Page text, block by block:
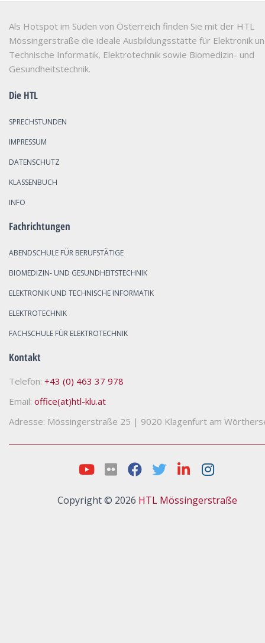
Als Hotspot im Süden von Österreich finden Sie mit der HTL
Mössingerstraße die ideale Ausbildungsstätte für Elektronik
Technische Informatik, Elektrotechnik sowie Biomedizin- und
Gesundheitstechnik.
Die HTL
SPRECHSTUNDEN
IMPRESSUM
DATENSCHUTZ
KLASSENBUCH
INFO
Fachrichtungen
ABENDSCHULE FÜR BERUFSTÄTIGE
BIOMEDIZIN- UND GESUNDHEITSTECHNIK
ELEKTRONIK UND TECHNISCHE INFORMATIK
ELEKTROTECHNIK
FACHSCHULE FÜR ELEKTROTECHNIK
Kontakt
Telefon: +43 (0) 463 37 978
Email: office(at)htl-klu.at
Adresse: Mössingerstraße 25 | 9020 Klagenfurt am
Copyright © 2026 HTL Mössingerstraße